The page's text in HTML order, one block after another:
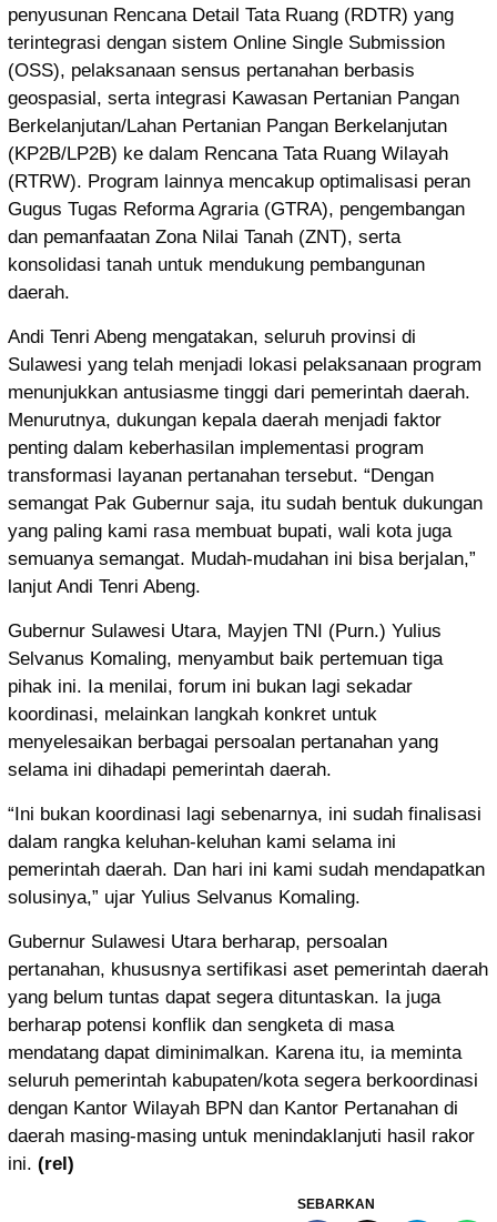
penyusunan Rencana Detail Tata Ruang (RDTR) yang
terintegrasi dengan sistem Online Single Submission
(OSS), pelaksanaan sensus pertanahan berbasis
geospasial, serta integrasi Kawasan Pertanian Pangan
Berkelanjutan/Lahan Pertanian Pangan Berkelanjutan
(KP2B/LP2B) ke dalam Rencana Tata Ruang Wilayah
(RTRW). Program lainnya mencakup optimalisasi peran
Gugus Tugas Reforma Agraria (GTRA), pengembangan
dan pemanfaatan Zona Nilai Tanah (ZNT), serta
konsolidasi tanah untuk mendukung pembangunan
daerah.
Andi Tenri Abeng mengatakan, seluruh provinsi di
Sulawesi yang telah menjadi lokasi pelaksanaan program
menunjukkan antusiasme tinggi dari pemerintah daerah.
Menurutnya, dukungan kepala daerah menjadi faktor
penting dalam keberhasilan implementasi program
transformasi layanan pertanahan tersebut. “Dengan
semangat Pak Gubernur saja, itu sudah bentuk dukungan
yang paling kami rasa membuat bupati, wali kota juga
semuanya semangat. Mudah-mudahan ini bisa berjalan,”
lanjut Andi Tenri Abeng.
Gubernur Sulawesi Utara, Mayjen TNI (Purn.) Yulius
Selvanus Komaling, menyambut baik pertemuan tiga
pihak ini. Ia menilai, forum ini bukan lagi sekadar
koordinasi, melainkan langkah konkret untuk
menyelesaikan berbagai persoalan pertanahan yang
selama ini dihadapi pemerintah daerah.
“Ini bukan koordinasi lagi sebenarnya, ini sudah finalisasi
dalam rangka keluhan-keluhan kami selama ini
pemerintah daerah. Dan hari ini kami sudah mendapatkan
solusinya,” ujar Yulius Selvanus Komaling.
Gubernur Sulawesi Utara berharap, persoalan
pertanahan, khususnya sertifikasi aset pemerintah daerah
yang belum tuntas dapat segera dituntaskan. Ia juga
berharap potensi konflik dan sengketa di masa
mendatang dapat diminimalkan. Karena itu, ia meminta
seluruh pemerintah kabupaten/kota segera berkoordinasi
dengan Kantor Wilayah BPN dan Kantor Pertanahan di
daerah masing-masing untuk menindaklanjuti hasil rakor
ini. (rel)
SEBARKAN